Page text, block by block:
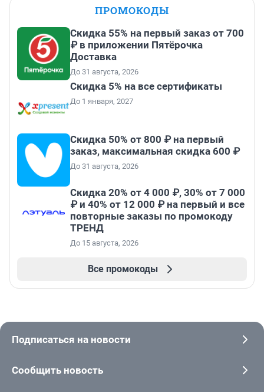
ПРОМОКОДЫ
Скидка 55% на первый заказ от 700
₽ в приложении Пятёрочка
Доставка
До 31 августа, 2026
Скидка 5% на все сертификаты
До 1 января, 2027
Скидка 50% от 800 ₽ на первый
заказ, максимальная скидка 600 ₽
До 31 августа, 2026
Скидка 20% от 4 000 ₽, 30% от 7 000
₽ и 40% от 12 000 ₽ на первый и все
повторные заказы по промокоду
ТРЕНД
До 15 августа, 2026
Все промокоды
Подписаться на новости
Сообщить новость